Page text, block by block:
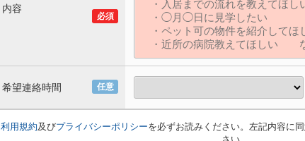
必須
内容
任意
希望連絡時間
利用規約及びプライバシーポリシーを必ずお読みください。左記内容に